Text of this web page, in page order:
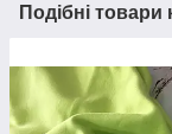
Подібні товари